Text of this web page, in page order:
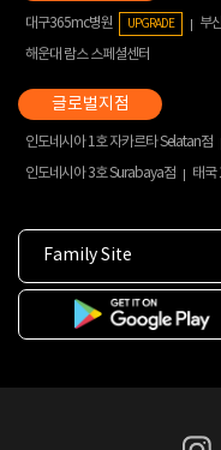
대구365mc병원 UPGRADE 부
해운대 람스 스페셜센터
인도네시아 1호 자카르타 Selatan점
인도네시아 3호 Surabaya점
태국
Family Site